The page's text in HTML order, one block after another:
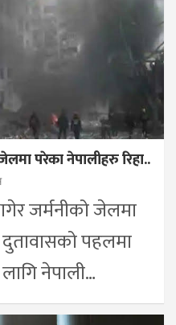
परेका नेपालीहरु रिहा..
जर्मनीको जेलमा
पहलमा
नेपाली…